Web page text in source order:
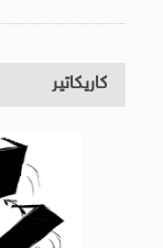
كاريكاتير